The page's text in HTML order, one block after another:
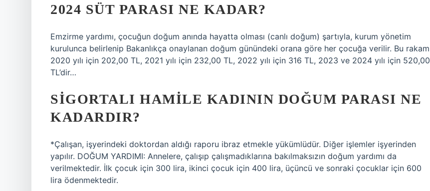
2024 SÜT PARASI NE KADAR?
Emzirme yardımı, çocuğun doğum anında hayatta olması (canlı doğum) şartıyla, kurum yönetim
kurulunca belirlenip Bakanlıkça onaylanan doğum günündeki orana göre her çocuğa verilir. Bu rakam
2020 yılı için 202,00 TL, 2021 yılı için 232,00 TL, 2022 yılı için 316 TL, 2023 ve 2024 yılı için 520,00
TL’dir…
SIGORTALI HAMILE KADININ DOĞUM PARASI NE
KADARDIR?
*Çalışan, işyerindeki doktordan aldığı raporu ibraz etmekle yükümlüdür. Diğer işlemler işyerinden
yapılır. DOĞUM YARDIMI: Annelere, çalışıp çalışmadıklarına bakılmaksızın doğum yardımı da
verilmektedir. İlk çocuk için 300 lira, ikinci çocuk için 400 lira, üçüncü ve sonraki çocuklar için 600
lira ödenmektedir.